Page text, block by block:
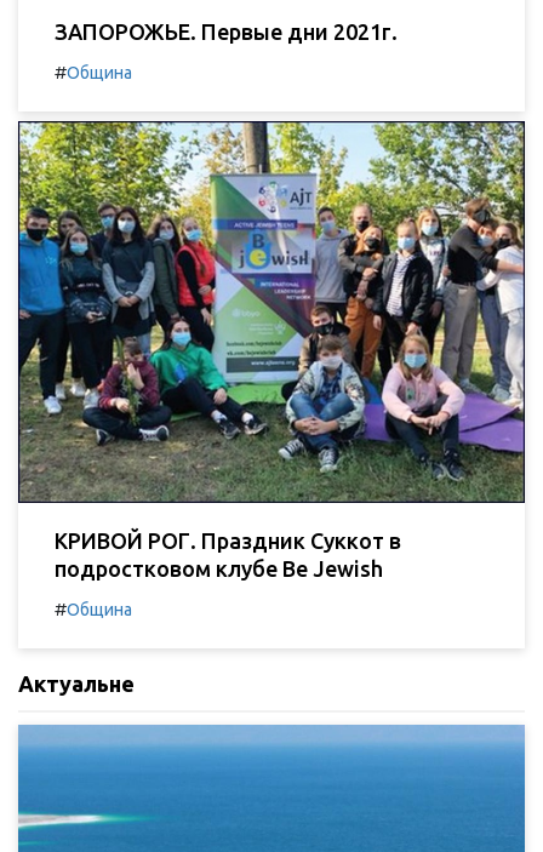
ЗАПОРОЖЬЕ. Первые дни 2021г.
#Община
КРИВОЙ РОГ. Праздник Суккот в
подростковом клубе Be Jewish
#Община
Актуальне